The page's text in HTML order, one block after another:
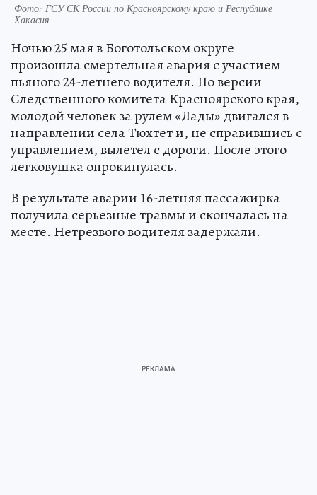
Фото: ГСУ СК России по Красноярскому краю и Республике
Хакасия
Ночью 25 мая в Боготольском округе
произошла смертельная авария с участием
пьяного 24-летнего водителя. По версии
Следственного комитета Красноярского края,
молодой человек за рулем «Лады» двигался в
направлении села Тюхтет и, не справившись с
управлением, вылетел с дороги. После этого
легковушка опрокинулась.
В результате аварии 16-летняя пассажирка
получила серьезные травмы и скончалась на
месте. Нетрезвого водителя задержали.